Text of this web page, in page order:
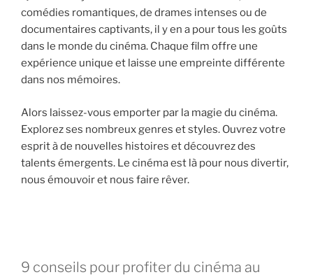
comédies romantiques, de drames intenses ou de
documentaires captivants, il y en a pour tous les goûts
dans le monde du cinéma. Chaque film offre une
expérience unique et laisse une empreinte différente
dans nos mémoires.
Alors laissez-vous emporter par la magie du cinéma.
Explorez ses nombreux genres et styles. Ouvrez votre
esprit à de nouvelles histoires et découvrez des
talents émergents. Le cinéma est là pour nous divertir,
nous émouvoir et nous faire rêver.
9 conseils pour profiter du cinéma au